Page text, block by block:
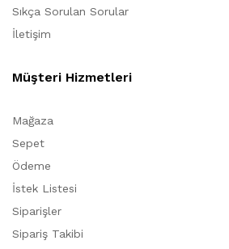
Sıkça Sorulan Sorular
İletişim
Müşteri Hizmetleri
Mağaza
Sepet
Ödeme
İstek Listesi
Siparişler
Sipariş Takibi